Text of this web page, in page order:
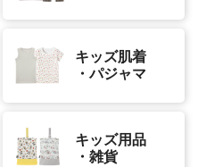
キッズ肌着
・パジャマ
キッズ用品
・雑貨